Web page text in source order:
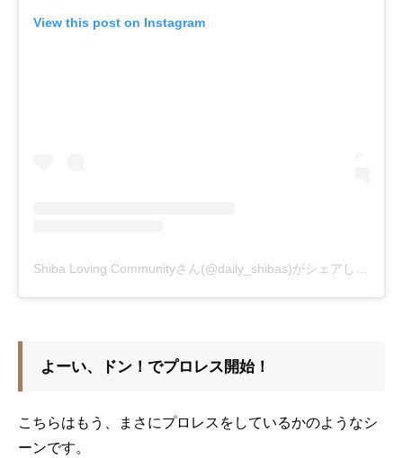
View this post on Instagram
Shiba Loving Communityさん(@daily_shibas)がシェアした投稿
よーい、ドン！でプロレス開始！
こちらはもう、まさにプロレスをしているかのようなシ
ーンです。